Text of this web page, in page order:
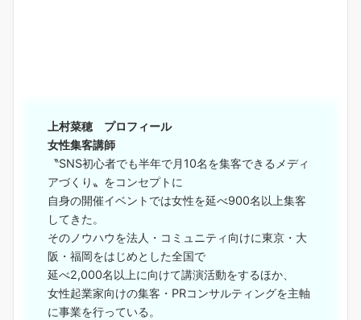
上村菜穂 プロフィール
女性集客講師
〝SNS初心者でも半年で月10名を集客できるメディ
アづくり〟をコンセプトに
自身の開催イベントでは女性を延べ900名以上集客
してきた。
そのノウハウを法人・コミュニティ向けに東京・大
阪・福岡をはじめとした全国で
延べ2,000名以上に向けて講演活動をするほか、
女性起業家向けの集客・PRコンサルティングを主軸
に事業を行っている。